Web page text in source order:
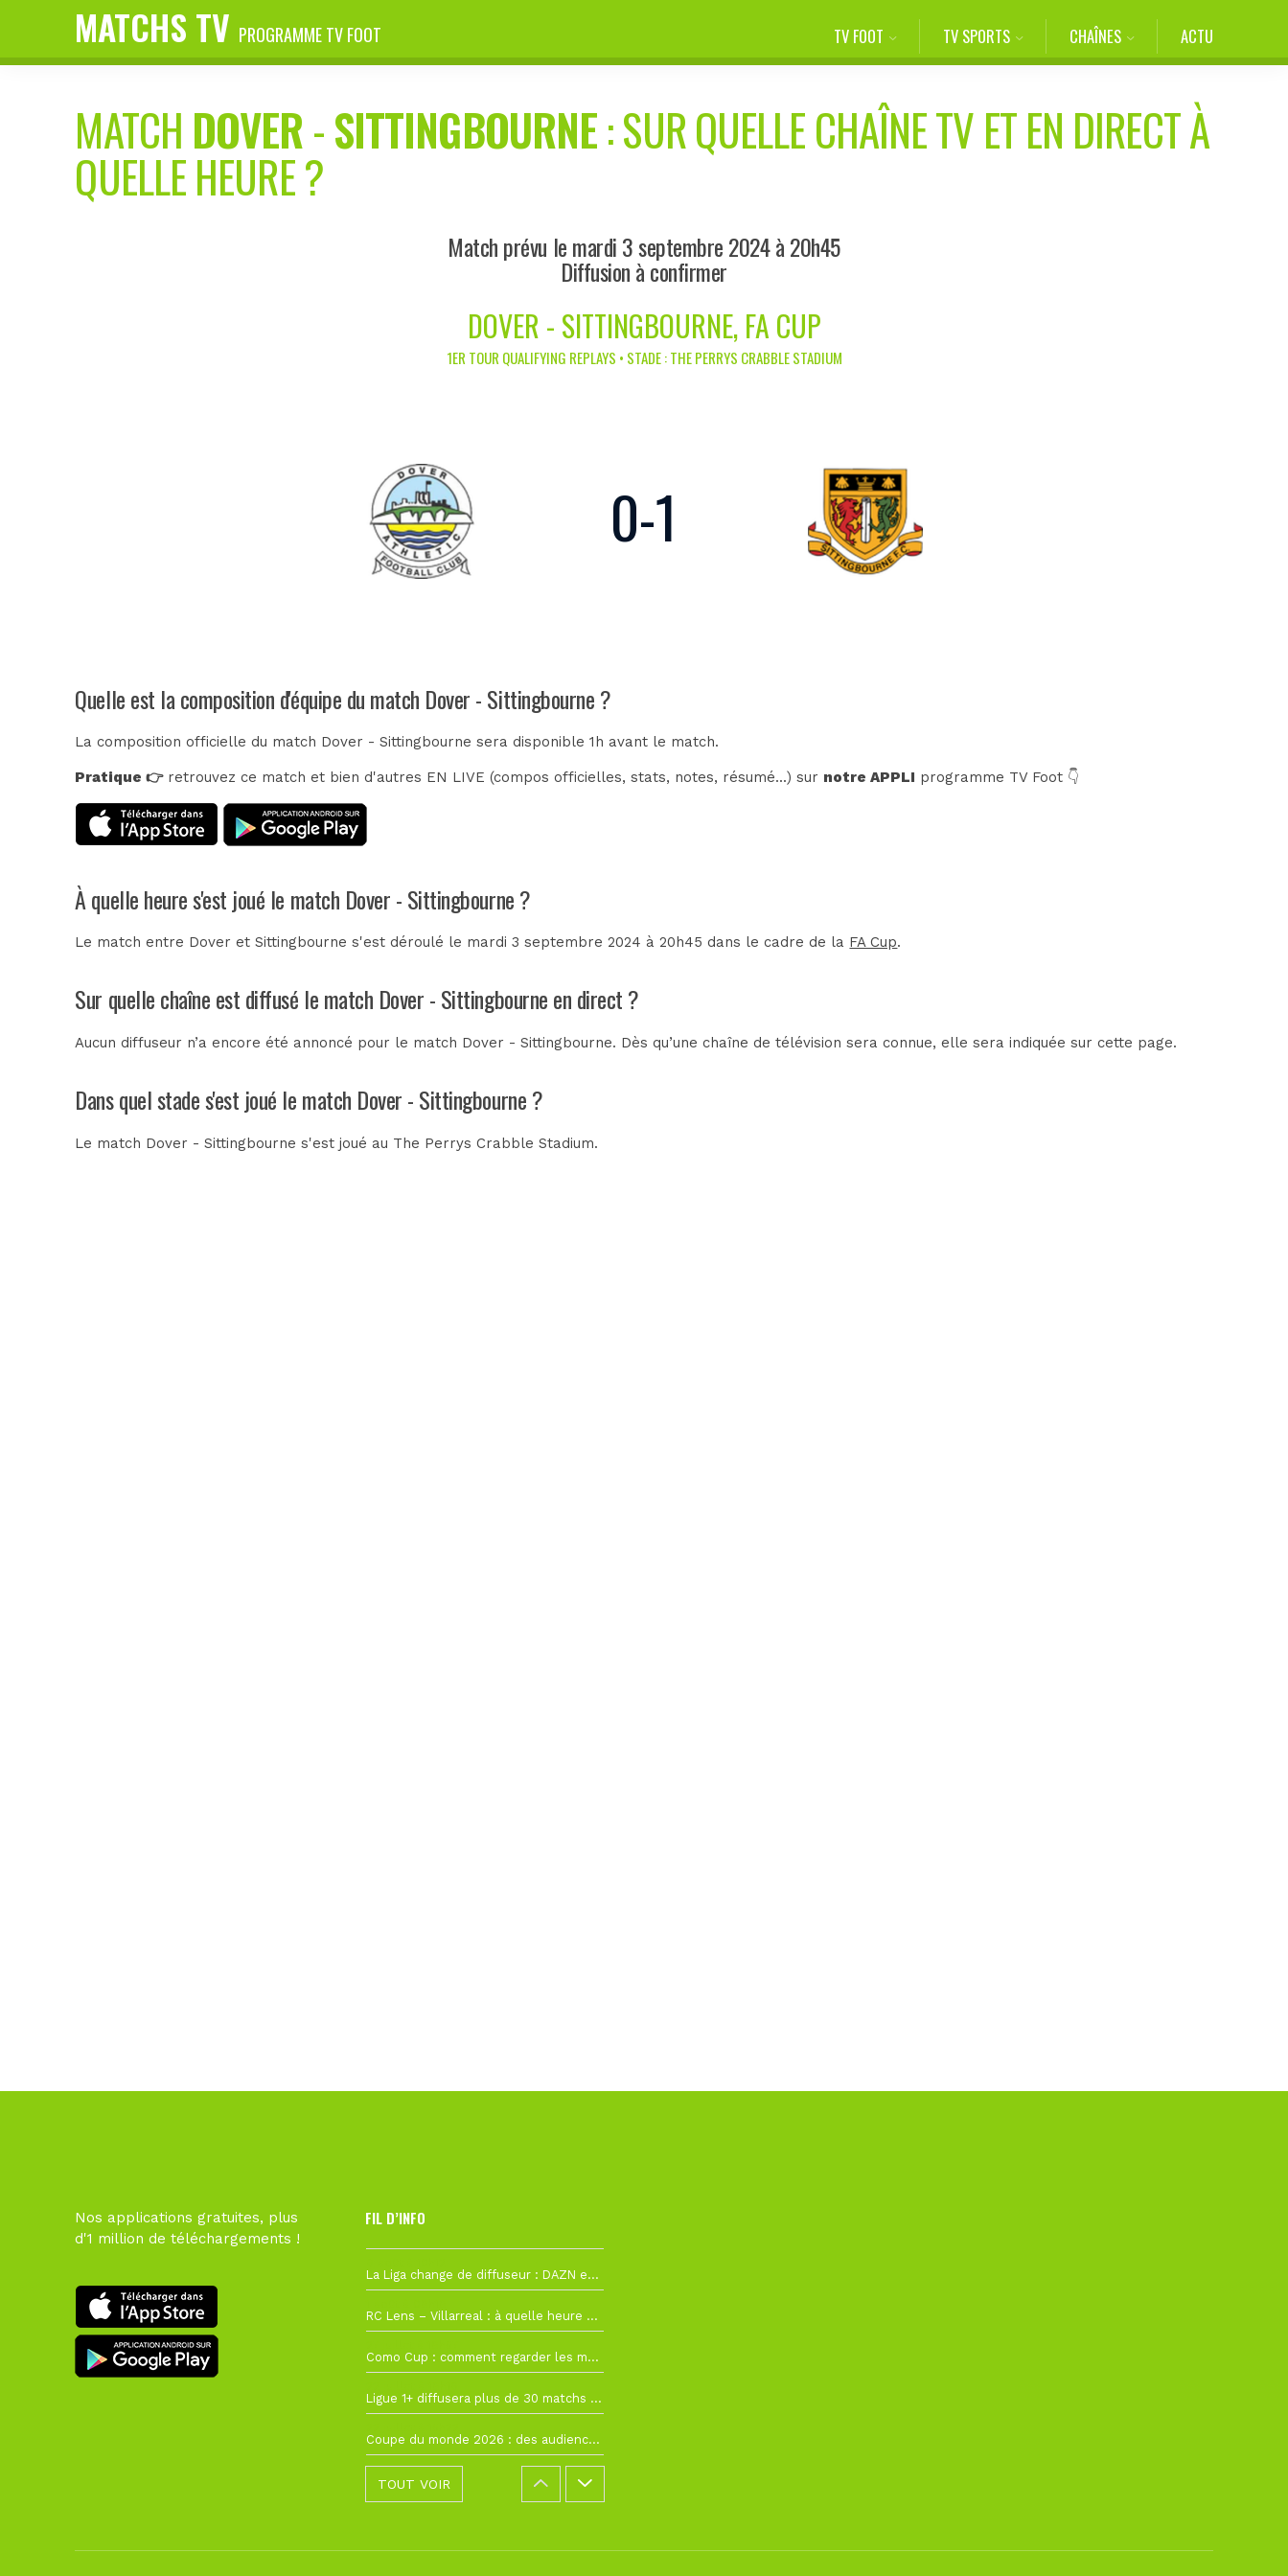
MATCHS TV PROGRAMME TV FOOT TV FOOT TV SPORTS CHAÎNES ACTU
MATCH DOVER-SITTINGBOURNE: SUR QUELLE CHAÎNE TV ET EN DIRECT À
QUELLE HEURE ?
Match prévu le mardi 3 septembre 2024 à 20h45
Diffusion à confirmer
DOVER - SITTINGBOURNE, FA CUP
1ER TOUR QUALIFYING REPLAYS • STADE : THE PERRYS CRABBLE STADIUM
0-1
Quelle est la composition d'équipe du match Dover - Sittingbourne ?
La composition officielle du match Dover - Sittingbourne sera disponible 1h avant le match.
Pratique 👉retrouvez ce match et bien d'autres EN LIVE (compos officielles, stats, notes, résumé...) sur notre APPLI programme TV Foot 👇
À quelle heure s'est joué le match Dover - Sittingbourne ?
Le match entre Dover et Sittingbourne s'est déroulé le mardi 3 septembre 2024 à 20h45 dans le cadre de la FA Cup.
Sur quelle chaîne est diffusé le match Dover - Sittingbourne en direct ?
Aucun diffuseur n’a encore été annoncé pour le match Dover - Sittingbourne. Dès qu’une chaîne de télévision sera connue, elle sera indiquée sur cette page.
Dans quel stade s'est joué le match Dover - Sittingbourne ?
Le match Dover - Sittingbourne s'est joué au The Perrys Crabble Stadium.
Nos applications gratuites, plus
d'1 million de téléchargements !
FIL D’INFO
La Liga change de diffuseur : DAZN et Disney+ remplacent beIN Sports !
RC Lens – Villarreal : à quelle heure et sur quelle chaîne voir la finale de la Como Cup ?
Como Cup : comment regarder les matchs du RC Lens en direct ?
Ligue 1+ diffusera plus de 30 matchs amicaux avant la reprise de la Ligue 1
Coupe du monde 2026 : des audiences record, mais M6 devrait perdre très gros !
TOUT VOIR